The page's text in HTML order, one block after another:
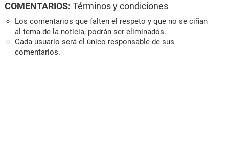
COMENTARIOS: Términos y condiciones
Los comentarios que falten el respeto y que no se ciñan
al tema de la noticia, podrán ser eliminados.
Cada usuario será el único responsable de sus
comentarios.